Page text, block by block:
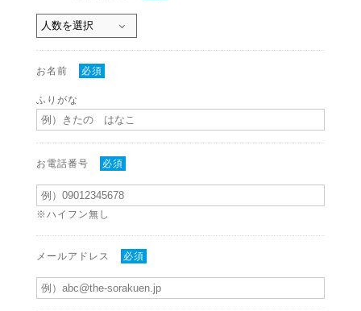
お名前 必須
ふりがな
お電話番号 必須
※ハイフン無し
メールアドレス 必須